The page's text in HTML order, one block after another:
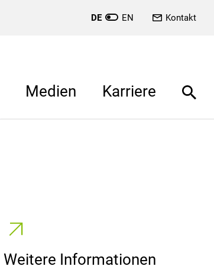
DE EN Kontakt
Medien Karriere
Weitere Informationen